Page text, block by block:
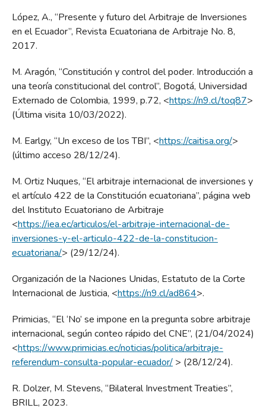
López, A., “Presente y futuro del Arbitraje de Inversiones
en el Ecuador”, Revista Ecuatoriana de Arbitraje No. 8,
2017.
M. Aragón, “Constitución y control del poder. Introducción a
una teoría constitucional del control”, Bogotá, Universidad
Externado de Colombia, 1999, p.72, <https://n9.cl/toq87>
(Última visita 10/03/2022).
M. Earlgy, “Un exceso de los TBI”, <https://caitisa.org/>
(último acceso 28/12/24).
M. Ortiz Nuques, “El arbitraje internacional de inversiones y
el artículo 422 de la Constitución ecuatoriana”, página web
del Instituto Ecuatoriano de Arbitraje
<https://iea.ec/articulos/el-arbitraje-internacional-de-
inversiones-y-el-articulo-422-de-la-constitucion-
ecuatoriana/> (29/12/24).
Organización de la Naciones Unidas, Estatuto de la Corte
Internacional de Justicia, <https://n9.cl/ad864>.
Primicias, “El ‘No’ se impone en la pregunta sobre arbitraje
internacional, según conteo rápido del CNE”, (21/04/2024)
<https://www.primicias.ec/noticias/politica/arbitraje-
referendum-consulta-popular-ecuador/> (28/12/24).
R. Dolzer, M. Stevens, “Bilateral Investment Treaties”,
BRILL, 2023.